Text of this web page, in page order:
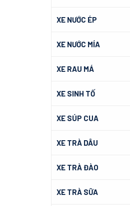
XE NƯỚC ÉP
XE NƯỚC MÍA
XE RAU MÁ
XE SINH TỐ
XE SÚP CUA
XE TRÀ DÂU
XE TRÀ ĐÀO
XE TRÀ SỮA